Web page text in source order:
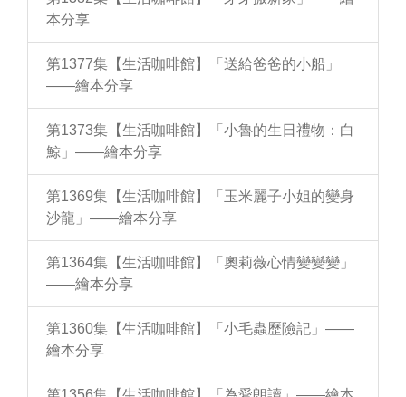
本分享
第1377集【生活咖啡館】「送給爸爸的小船」
——繪本分享
第1373集【生活咖啡館】「小魯的生日禮物：白
鯨」——繪本分享
第1369集【生活咖啡館】「玉米麗子小姐的變身
沙龍」——繪本分享
第1364集【生活咖啡館】「奧莉薇心情變變變」
——繪本分享
第1360集【生活咖啡館】「小毛蟲歷險記」——
繪本分享